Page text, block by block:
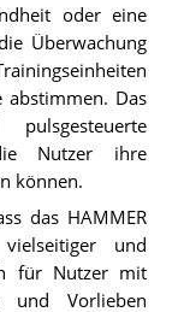
oder eine
Überwachung
abstimmen. Das
Nutzer ihre
können.
das HAMMER
und
für Nutzer mit
und Vorlieben